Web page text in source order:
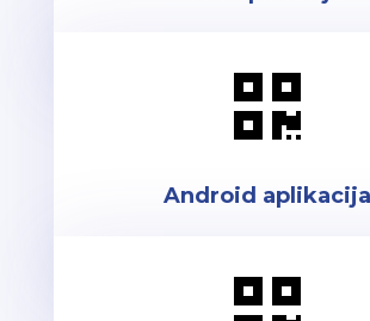

Android aplikacija